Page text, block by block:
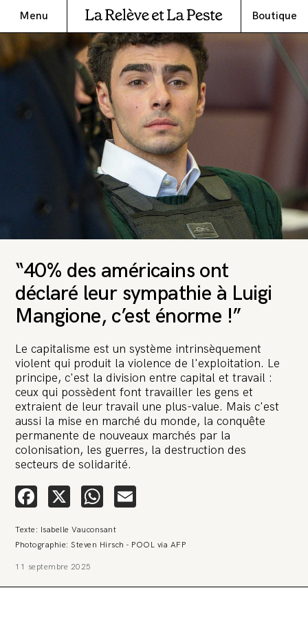
Menu Boutique
“40% des américains ont
déclaré leur sympathie à Luigi
Mangione, c’est énorme !”
Le capitalisme est un système intrinsèquement
violent qui produit la violence de l'exploitation. Le
principe, c'est la division entre capital et travail :
ceux qui possèdent font travailler les gens et
extraient de leur travail une plus-value. Mais c'est
aussi la mise en marché du monde, la conquête
permanente de nouveaux marchés par la
colonisation, les guerres, la destruction des
secteurs de solidarité.
Facebook
X WhatsApp
Texte: Isabelle Vauconsant
Photographie: Steven Hirsch - POOL via AFP
11 septembre 2025
🚨 L’heure est grave. Une
multinationale tente d’anéantir La
Relève et La Peste 🤯
attaque en justice. Vous savez comment cela s’appelle ?
Une procédure bâillon. Notre tort ? Avoir voulu protéger
l’anonymat d’un habitant inquiet pour sa santé. Et aujourd’hui elle
peut-être, à nous faire disparaître. Pour nous sauver, nous lançons
aujourd’hui une grande campagne de soutien avec un premier